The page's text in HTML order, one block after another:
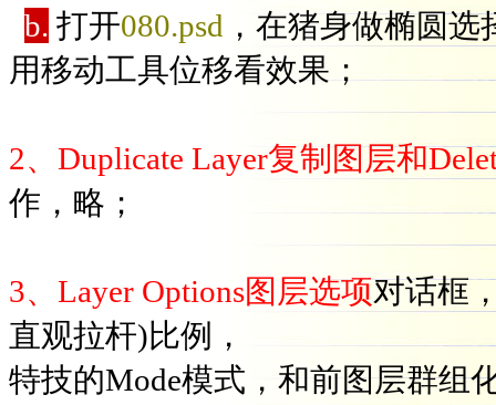
b. 打开080.psd ，在猪身做椭圆
用移动工具位移看效果；
2、Duplicate Layer复制图层和
作，略；
3、Layer Options图层选项对话框
直观拉杆)比例，
特技的Mode模式，和前图层群组